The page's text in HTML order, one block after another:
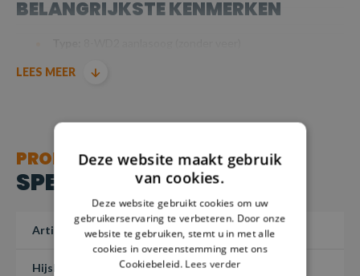
BELANGRIJKSTE KENMERKEN
Materiaal:
Maatvoering:
Alle specificatiewaarden in millimeters
Certificaat: Geleverd met batchcertificaat
TOEPASSING
Geschikt voor uiteenlopende hijs- en bevestigingstoepassingen
waarbij veiligheid, betrouwbaarheid en duurzaamheid van
essentieel belang zijn.
LEES MEER
PRODUCT
SPECIFICATIES
Artikelnummer 1018787
Hijslast (4:1) 2 ton
Deze website maakt gebruik
van cookies.
Deze website gebruikt cookies om uw
gebruikerservaring te verbeteren. Door onze
website te gebruiken, stemt u in met alle
cookies in overeenstemming met ons
Cookiebeleid. Lees verder